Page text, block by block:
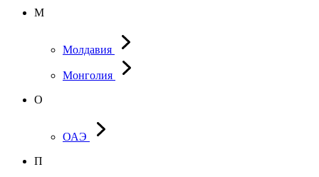
М
Молдавия
Монголия
О
ОАЭ
П